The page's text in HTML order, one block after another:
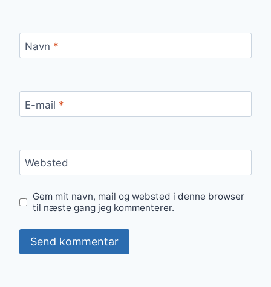
Navn *
E-mail *
Websted
Gem mit navn, mail og websted i denne browser
til næste gang jeg kommenterer.